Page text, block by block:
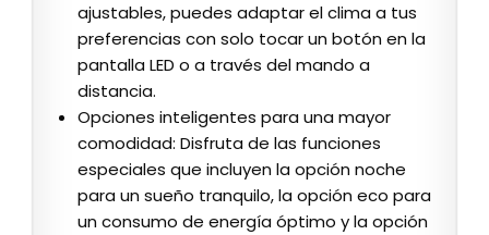
ajustables, puedes adaptar el clima a tus
preferencias con solo tocar un botón en la
pantalla LED o a través del mando a
distancia.
Opciones inteligentes para una mayor
comodidad: Disfruta de las funciones
especiales que incluyen la opción noche
para un sueño tranquilo, la opción eco para
un consumo de energía óptimo y la opción